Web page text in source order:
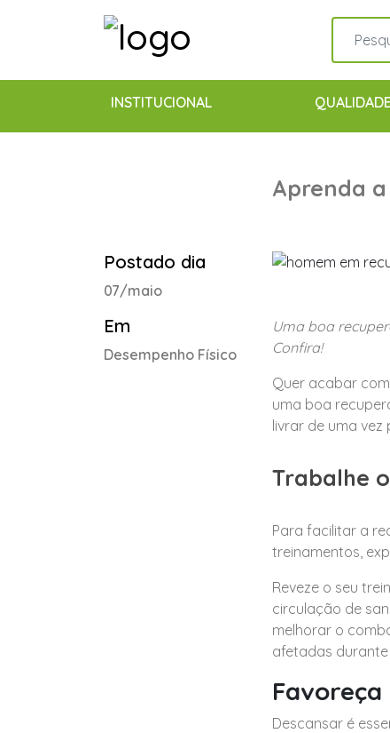
INSTITUCIONAL
Aprenda
Postado dia
07/maio
Em
Desempenho Físico
Uma boa
Confira!
Quer acabar
uma boa
livrar de uma
Trabalhe
Para facilitar a
treinamentos,
Reveze o seu
circulação de
melhorar o
afetadas
Favoreça
Descansar é